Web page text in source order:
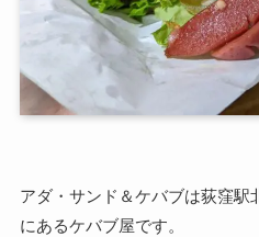
アダ・サンド＆ケバブは荻窪駅
にあるケバブ屋です。